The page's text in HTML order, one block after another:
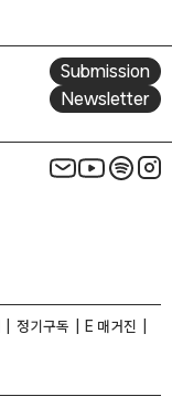
Submission
Newsletter
정기구독
E 매거진